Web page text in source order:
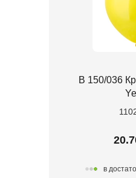
В 150/036
в